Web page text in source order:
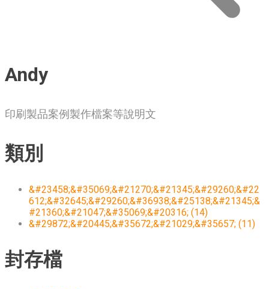
Andy
印刷製品案例製作檔案等說明文
類別
&#23458;&#35069;&#21270;&#21345;&#29260;&#22
612;&#32645;&#29260;&#36938;&#25138;&#21345;&
#21360;&#21047;&#35069;&#20316; (14)
&#29872;&#20445;&#35672;&#21029;&#35657; (11)
封存檔